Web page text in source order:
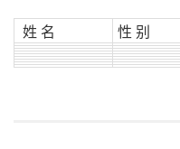
姓 名 性 别